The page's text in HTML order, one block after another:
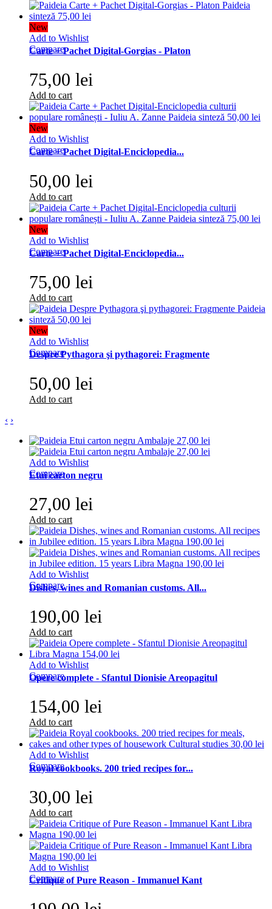
New
Add to Wishlist
Compare
Carte + Pachet Digital-Gorgias - Platon
75,00 lei
Add to cart
New
Add to Wishlist
Compare
Carte + Pachet Digital-Enciclopedia...
50,00 lei
Add to cart
New
Add to Wishlist
Compare
Carte + Pachet Digital-Enciclopedia...
75,00 lei
Add to cart
New
Add to Wishlist
Compare
Despre Pythagora şi pythagorei: Fragmente
50,00 lei
Add to cart
‹ ›
Add to Wishlist
Compare
Etui carton negru
27,00 lei
Add to cart
Add to Wishlist
Compare
Dishes, wines and Romanian customs. All...
190,00 lei
Add to cart
Add to Wishlist
Compare
Opere complete - Sfantul Dionisie Areopagitul
154,00 lei
Add to cart
Add to Wishlist
Compare
Royal cookbooks. 200 tried recipes for...
30,00 lei
Add to cart
Add to Wishlist
Compare
Critique of Pure Reason - Immanuel Kant